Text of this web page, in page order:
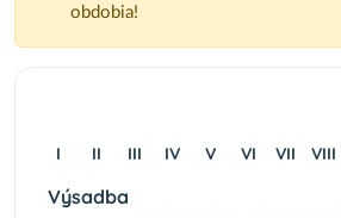
obdobia!
I II III IV V VI VII VIII
Výsadba